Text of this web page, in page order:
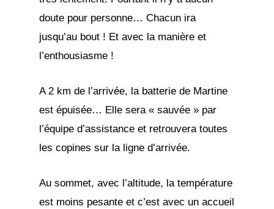
doute pour personne… Chacun ira
jusqu’au bout ! Et avec la manière et
l’enthousiasme !
A 2 km de l’arrivée, la batterie de Martine
est épuisée… Elle sera « sauvée » par
l’équipe d’assistance et retrouvera toutes
les copines sur la ligne d’arrivée.
Au sommet, avec l’altitude, la température
est moins pesante et c’est avec un accueil